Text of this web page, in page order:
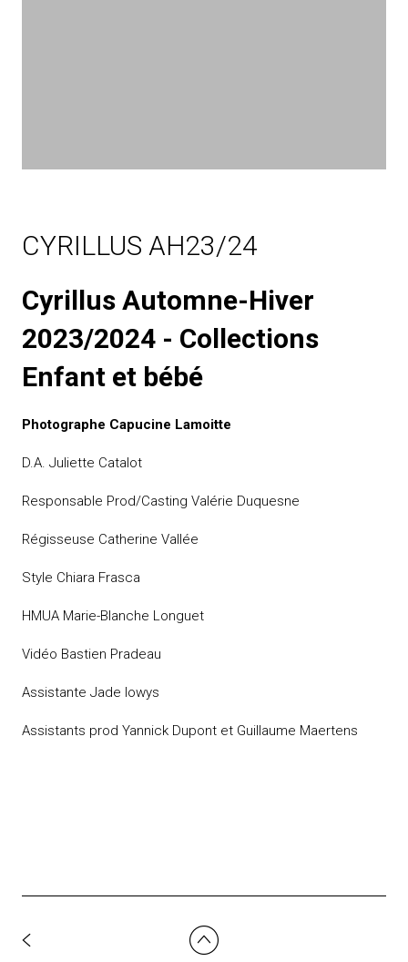
CYRILLUS AH23/24
Cyrillus Automne-Hiver
2023/2024 - Collections
Enfant et bébé
Photographe Capucine Lamoitte
D.A. Juliette Catalot
Responsable Prod/Casting Valérie Duquesne
Régisseuse Catherine Vallée
Style Chiara Frasca
HMUA Marie-Blanche Longuet
Vidéo Bastien Pradeau
Assistante Jade lowys
Assistants prod Yannick Dupont et Guillaume Maertens